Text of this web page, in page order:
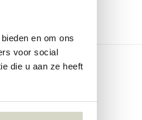
en om ons
voor social
die u aan ze heeft